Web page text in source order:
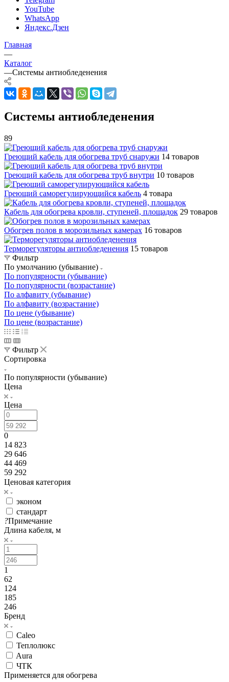
YouTube
WhatsApp
Яндекс.Дзен
Главная
—
Каталог
—Системы антиобледенения
Системы антиобледенения
89
Греющий кабель для обогрева труб снаружи 14 товаров
Греющий кабель для обогрева труб внутри 10 товаров
Греющий саморегулирующийся кабель 4 товара
Кабель для обогрева кровли, ступеней, площадок 29 товаров
Обогрев полов в морозильных камерах 16 товаров
Терморегуляторы антиобледенения 15 товаров
Фильтр
По умолчанию (убывание)
По популярности (убывание)
По популярности (возрастание)
По алфавиту (убывание)
По алфавиту (возрастание)
По цене (убывание)
По цене (возрастание)
Фильтр
Сортировка
По популярности (убывание)
Цена
Цена
0
14 823
29 646
44 469
59 292
Ценовая категория
эконом
стандарт
?Примечание
Длина кабеля, м
1
62
124
185
246
Бренд
Caleo
Теплолюкс
Aura
ЧТК
Применяется для обогрева